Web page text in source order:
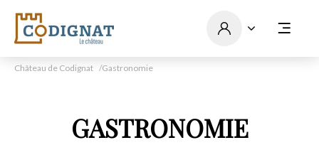
Château de Codignat Gastronomie
GASTRONOMIE